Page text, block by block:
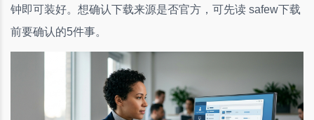
钟即可装好。想确认下载来源是否官方，可先读 safew下载
前要确认的5件事。